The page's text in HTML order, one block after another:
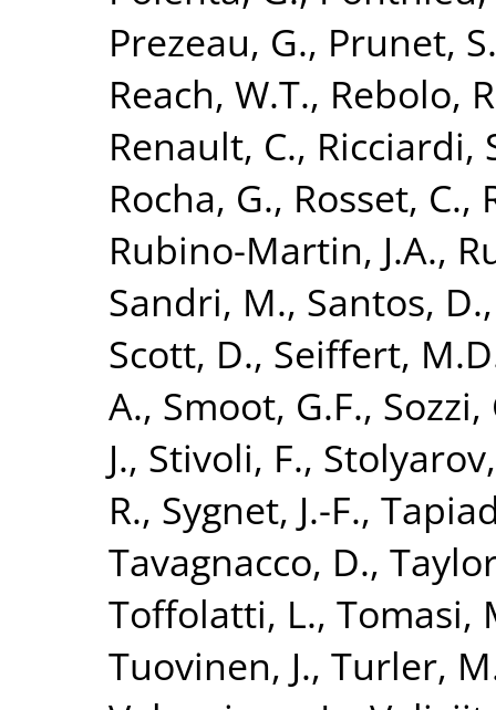
Prezeau, G., Prunet, S.
Reach, W.T., Rebolo,
Renault, C., Ricciardi,
Rocha, G., Rosset, C.,
Rubino-Martin, J.A.,
Sandri, M., Santos, D.
Scott, D., Seiffert,
A., Smoot, G.F., Sozzi,
J., Stivoli, F.,
R., Sygnet, J.-F.,
Tavagnacco, D.,
Toffolatti, L., Tomasi,
Tuovinen, J., Turler,